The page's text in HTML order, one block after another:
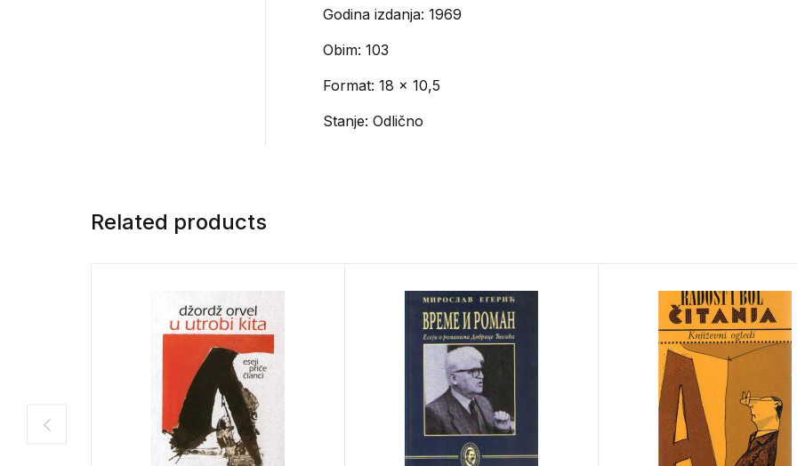
Godina izdanja: 1969
Obim: 103
Format: 18 x 10,5
Stanje: Odlično
Related products